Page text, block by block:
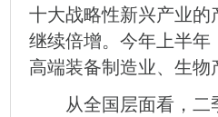
十大战略性新兴产业的
继续倍增。今年上半
高端装备制造业、生
从全国层面看，二季